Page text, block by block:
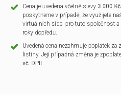
Cena je uvedena včetně slevy 3 000 Kč
poskytneme v případě, že využijete
virtuálních sídel pro tuto společnost a
roky dopředu.
Uvedená cena nezahrnuje poplatek za
listiny. Její případná změna je
vč. DPH .